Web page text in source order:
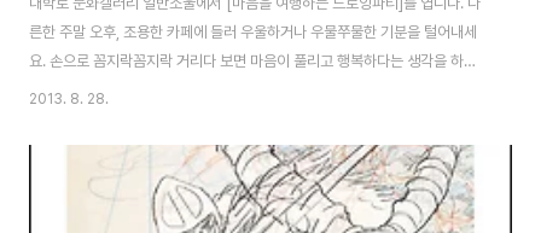
른한 주말 오후, 조용한 카페에 들러 우울하거나 우물쭈물한 기분을 털어내세
요. 손으로 꼼지락꼼지락 거리다 보면 마음이 풀리고 행복하다는 생각을 하게
됩니다. 작은 그림을 그려보세요. 그리고 마음에 담은 이야기를 풀어보세요. 1.
다. 함께 이야기 나누며 그리고 싶은 것들을 정하여 그려봅니다. 2. 준비된 종이
나 천에 그리고 싶은 그림을 그리거나 글귀를 적어봅니다. 천위에 그림을 그렸
다면 그림을 따라 오리고 얼기설기 꿰매거나 자수를 놓아봅니다. 3. 나에게, 귀
2013. 8. 28.